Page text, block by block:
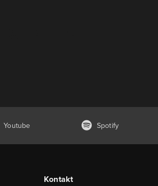
Youtube Spotify
Kontakt